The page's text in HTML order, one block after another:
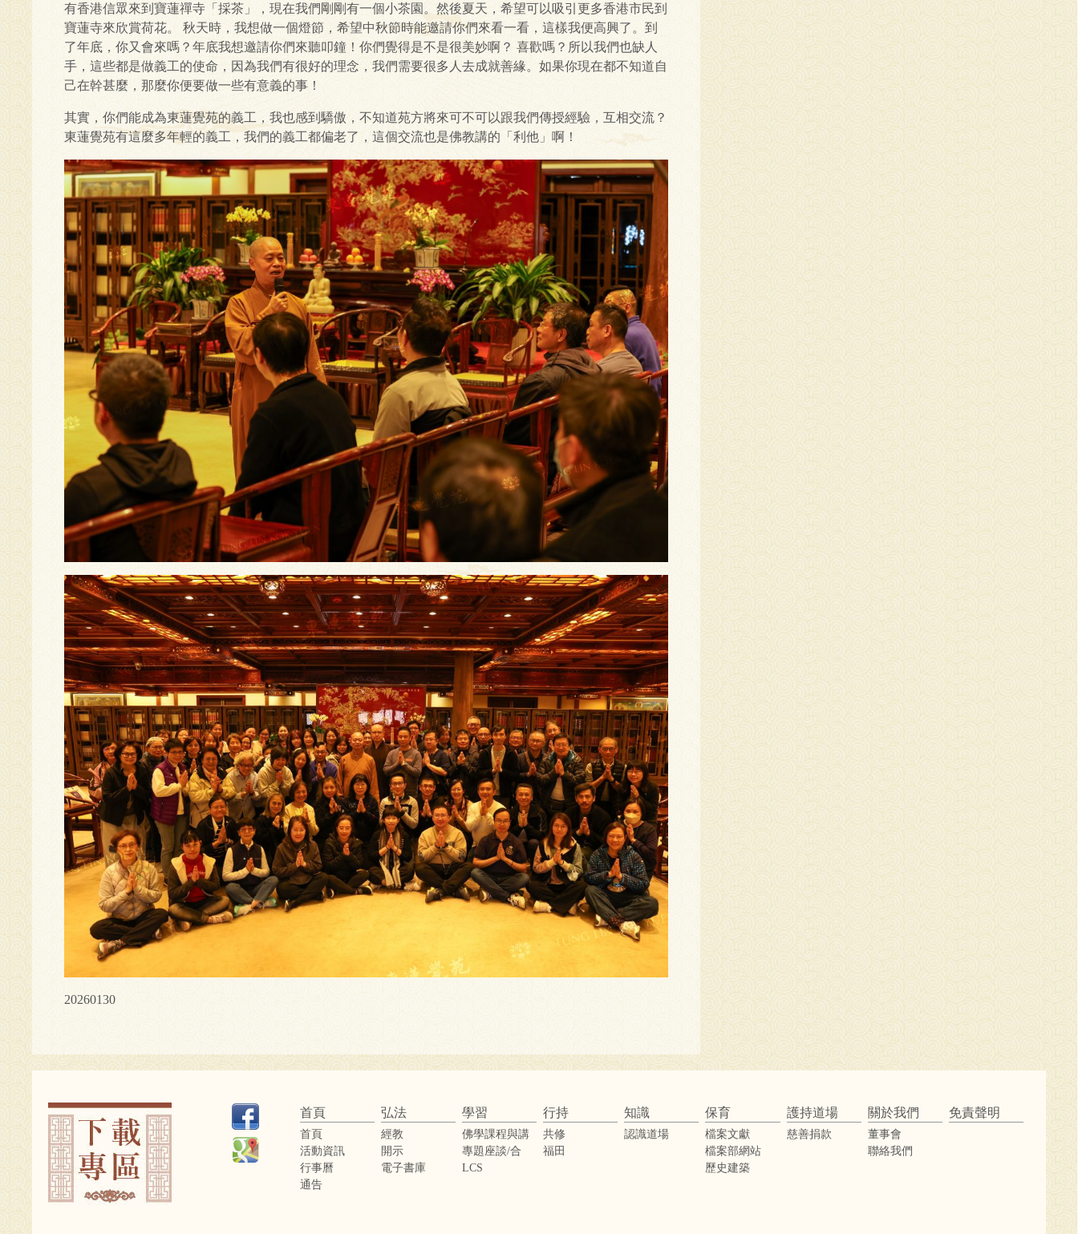
有香港信眾來到寶蓮禪寺「採茶」，現在我們剛剛有一個小茶園。然後夏天，希望可以吸引更多香港市民到
寶蓮寺來欣賞荷花。 秋天時，我想做一個燈節，希望中秋節時能邀請你們來看一看，這樣我便高興了。到
了年底，你又會來嗎？年底我想邀請你們來聽叩鐘！你們覺得是不是很美妙啊？ 喜歡嗎？所以我們也缺人
手，這些都是做義工的使命，因為我們有很好的理念，我們需要很多人去成就善緣。如果你現在都不知道自
己在幹甚麼，那麼你便要做一些有意義的事！
其實，你們能成為東蓮覺苑的義工，我也感到驕傲，不知道苑方將來可不可以跟我們傳授經驗，互相交流？
東蓮覺苑有這麼多年輕的義工，我們的義工都偏老了，這個交流也是佛教講的「利他」啊！
20260130
首頁
首頁
活動資訊
行事曆
通告
弘法
經教
開示
電子書庫
學習
佛學課程與講
座
專題座談/合
辦活動
LCS
行持
共修
福田
知識
認識道場
保育
檔案文獻
檔案部網站
歷史建築
護持道場
慈善捐款
關於我們
董事會
聯絡我們
免責聲明